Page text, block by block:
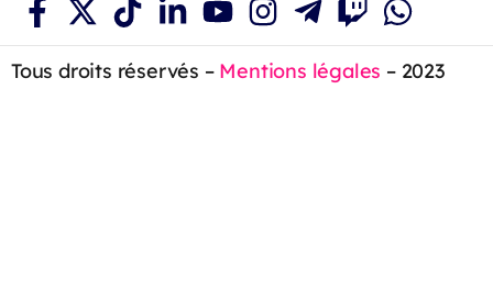
Tous droits réservés – Mentions légales – 2023